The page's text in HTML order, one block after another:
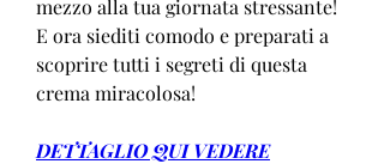
mezzo alla tua giornata stressante!
E ora siediti comodo e preparati a
scoprire tutti i segreti di questa
crema miracolosa!
DETTAGLIO QUI VEDERE